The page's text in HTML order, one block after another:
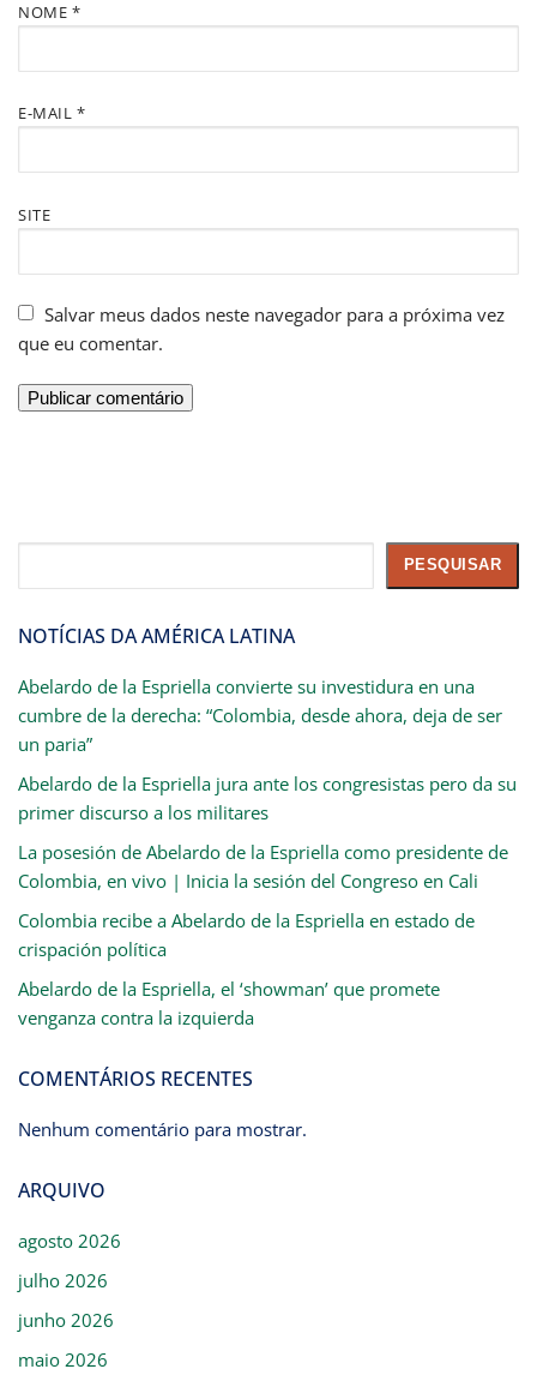
NOME *
E-MAIL *
SITE
Salvar meus dados neste navegador para a próxima vez
que eu comentar.
PESQUISAR
NOTÍCIAS DA AMÉRICA LATINA
Abelardo de la Espriella convierte su investidura en una
cumbre de la derecha: “Colombia, desde ahora, deja de ser
un paria”
Abelardo de la Espriella jura ante los congresistas pero da su
primer discurso a los militares
La posesión de Abelardo de la Espriella como presidente de
Colombia, en vivo | Inicia la sesión del Congreso en Cali
Colombia recibe a Abelardo de la Espriella en estado de
crispación política
Abelardo de la Espriella, el ‘showman’ que promete
venganza contra la izquierda
COMENTÁRIOS RECENTES
Nenhum comentário para mostrar.
ARQUIVO
agosto 2026
julho 2026
junho 2026
maio 2026